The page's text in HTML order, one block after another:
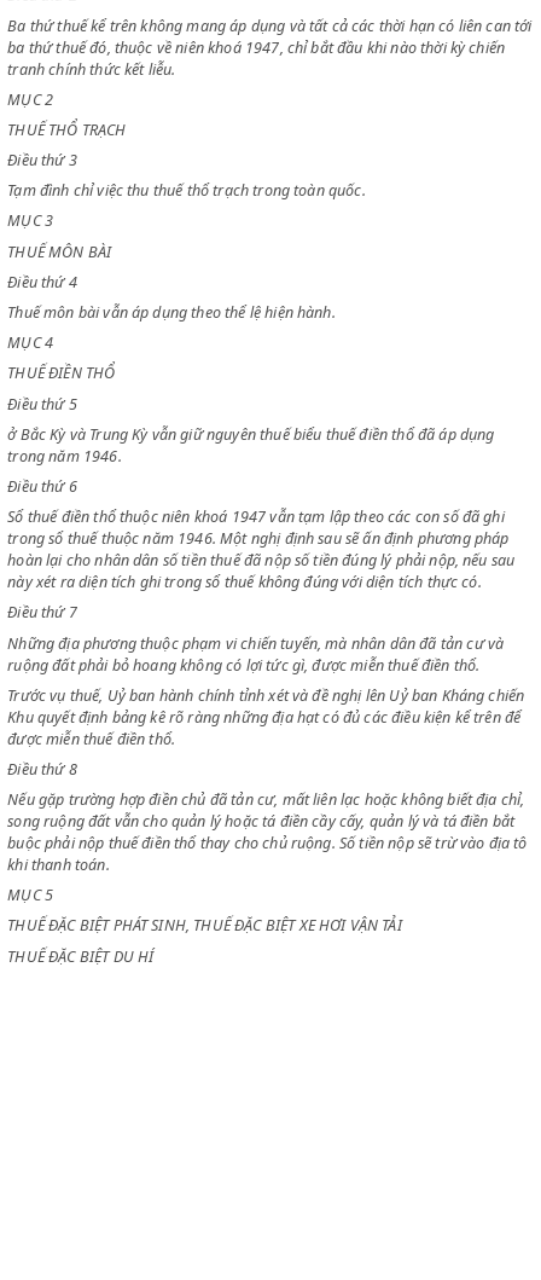
THUẾ DOANH NGHIỆP (BIC)
THUẾ LỢI TỨC TỔNG HỢP (IGR)
Điều thứ 2
Ba thứ thuế kể trên không mang áp dụng và tất cả các thời hạn có
ba thứ thuế đó, thuộc về niên khoá 1947, chỉ bắt đầu khi nào thời kỳ
THUẾ THỔ TRẠCH
Điều thứ 3
Tạm đình chỉ việc thu thuế thổ trạch trong toàn quốc.
MỤC 3
THUẾ MÔN BÀI
Điều thứ 4
Thuế môn bài vẫn áp dụng theo thể lệ hiện hành.
MỤC 4
THUẾ ĐIỀN THỔ
Điều thứ 5
ở Bắc Kỳ và Trung Kỳ vẫn giữ nguyên thuế biểu thuế điền thổ đã áp
trong năm 1946.
Điều thứ 6
Sổ thuế điền thổ thuộc niên khoá 1947 vẫn tạm lập theo các con số đã
trong sổ thuế thuộc năm 1946. Một nghị định sau sẽ ấn định phương
hoàn lại cho nhân dân số tiền thuế đã nộp số tiền đúng lý phải nộp,
này xét ra diện tích ghi trong sổ thuế không đúng với diện tích thực có.
Điều thứ 7
Những địa phương thuộc phạm vi chiến tuyến, mà nhân dân đã tản cư
ruộng đất phải bỏ hoang không có lợi tức gì, được miễn thuế điền thổ.
Trước vụ thuế, Uỷ ban hành chính tỉnh xét và đề nghị lên Uỷ ban
Khu quyết định bảng kê rõ ràng những địa hạt có đủ các điều kiện kể
được miễn thuế điền thổ.
Điều thứ 8